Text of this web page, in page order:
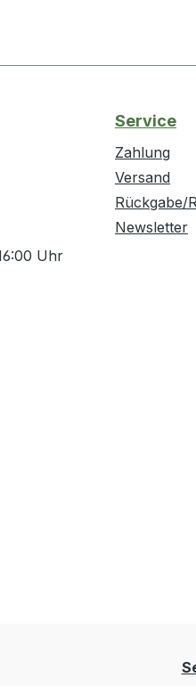
Uhr
Service
Zahlung
Versand
Rückgabe/
Newsletter